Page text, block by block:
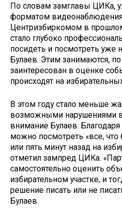
По словам замглавы ЦИКа,
форматом
Центризбиркомом в
стало глубоко
посидеть и посмотреть уже
Булаев. Этим занимаются, по
заинтересован в оценке
происходят на
В этом году стало меньше
возможными нарушениями
внимание Булаев.
можно посмотреть «все, что
или пять минут назад на
отметил зампред ЦИКа.
самостоятельно оценить
избирательном участке, и
решение писать или не
Булаев.